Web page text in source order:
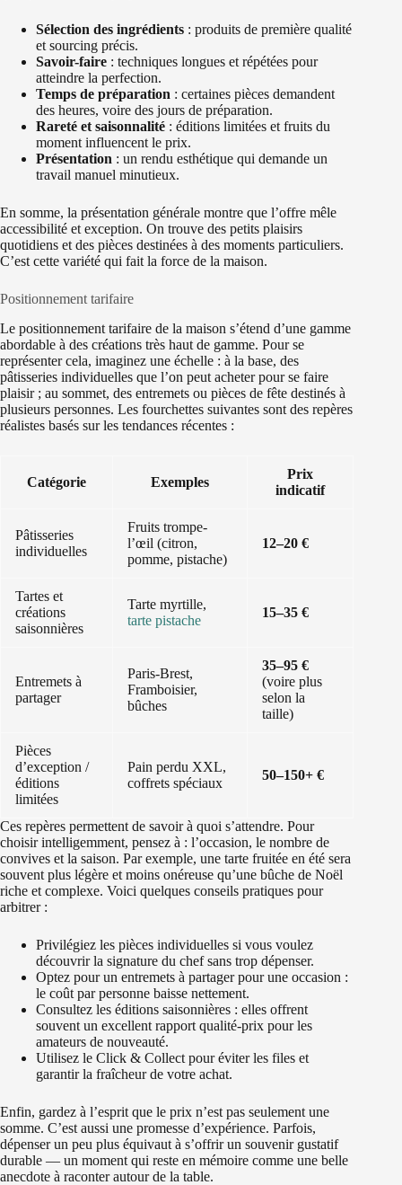
Sélection des ingrédients : produits de première qualité
et sourcing précis.
Savoir-faire : techniques longues et répétées pour
atteindre la perfection.
Temps de préparation : certaines pièces demandent
des heures, voire des jours de préparation.
Rareté et saisonnalité : éditions limitées et fruits du
moment influencent le prix.
Présentation : un rendu esthétique qui demande un
travail manuel minutieux.
En somme, la présentation générale montre que l’offre mêle
accessibilité et exception. On trouve des petits plaisirs
quotidiens et des pièces destinées à des moments particuliers.
C’est cette variété qui fait la force de la maison.
Positionnement tarifaire
Le positionnement tarifaire de la maison s’étend d’une gamme
abordable à des créations très haut de gamme. Pour se
représenter cela, imaginez une échelle : à la base, des
pâtisseries individuelles que l’on peut acheter pour se faire
plaisir ; au sommet, des entremets ou pièces de fête destinés à
plusieurs personnes. Les fourchettes suivantes sont des repères
réalistes basés sur les tendances récentes :
Catégorie Exemples
Prix
indicatif
Pâtisseries
individuelles
Fruits trompe-
l’œil (citron,
pomme, pistache)
12–20 €
Tartes et
créations
saisonnières
Tarte myrtille,
tarte pistache
15–35 €
Entremets à
partager
Paris-Brest,
Framboisier,
bûches
35–95 €
(voire plus
selon la
taille)
Pièces
d’exception /
éditions
limitées
Pain perdu XXL,
coffrets spéciaux
50–150+ €
Ces repères permettent de savoir à quoi s’attendre. Pour
choisir intelligemment, pensez à : l’occasion, le nombre de
convives et la saison. Par exemple, une tarte fruitée en été sera
souvent plus légère et moins onéreuse qu’une bûche de Noël
riche et complexe. Voici quelques conseils pratiques pour
arbitrer :
Privilégiez les pièces individuelles si vous voulez
découvrir la signature du chef sans trop dépenser.
Optez pour un entremets à partager pour une occasion :
le coût par personne baisse nettement.
Consultez les éditions saisonnières : elles offrent
souvent un excellent rapport qualité-prix pour les
amateurs de nouveauté.
Utilisez le Click & Collect pour éviter les files et
garantir la fraîcheur de votre achat.
Enfin, gardez à l’esprit que le prix n’est pas seulement une
somme. C’est aussi une promesse d’expérience. Parfois,
dépenser un peu plus équivaut à s’offrir un souvenir gustatif
durable — un moment qui reste en mémoire comme une belle
anecdote à raconter autour de la table.